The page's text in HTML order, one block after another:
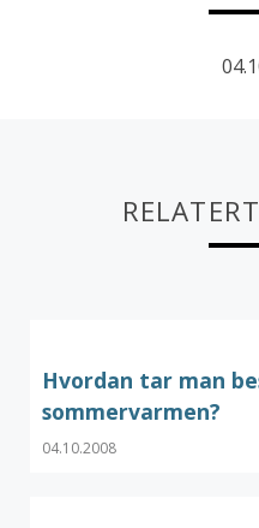
Hvordan tar man
sommervarmen?
04.10.2008